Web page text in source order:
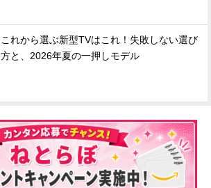
これから選ぶ新型TVはこれ！失敗しない選び
方と、2026年夏の一押しモデル